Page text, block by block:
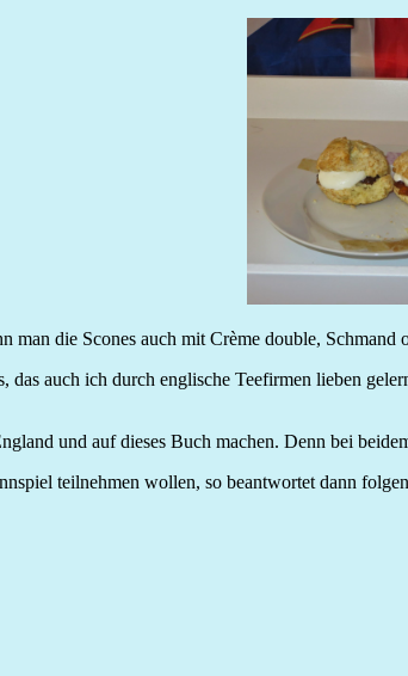
man die Scones auch mit Crème double,
das auch ich durch englische Teefirmen lieben
und auf dieses Buch machen. Denn bei
teilnehmen wollen, so beantwortet dann